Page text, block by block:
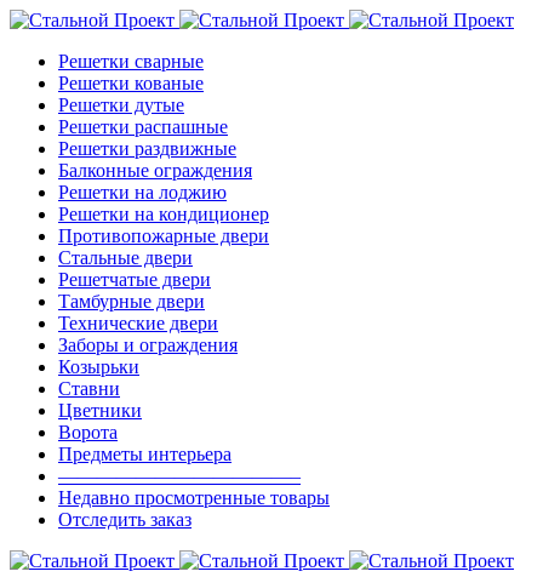
Решетки сварные
Решетки кованые
Решетки дутые
Решетки распашные
Решетки раздвижные
Балконные ограждения
Решетки на лоджию
Решетки на кондиционер
Противопожарные двери
Стальные двери
Решетчатые двери
Тамбурные двери
Технические двери
Заборы и ограждения
Козырьки
Ставни
Цветники
Ворота
Предметы интерьера
————————————–
Недавно просмотренные товары
Отследить заказ